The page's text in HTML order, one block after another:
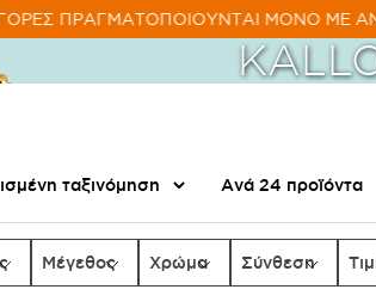
ΠΡΑΓΜΑΤΟΠΟΙΟΥΝΤΑΙ ΜΟΝΟ ΜΕ
Μέγεθος Χρώμα Σύνθεση